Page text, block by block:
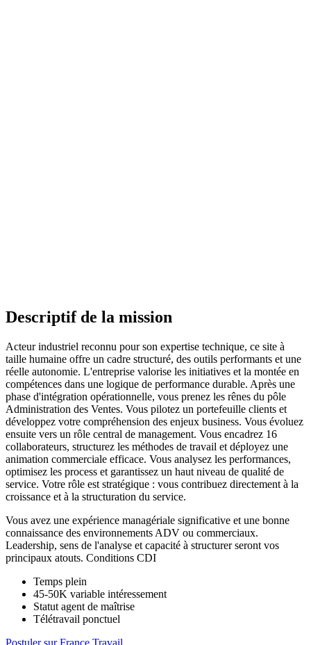
Descriptif de la mission
Acteur industriel reconnu pour son expertise technique, ce site à
taille humaine offre un cadre structuré, des outils performants et une
réelle autonomie. L'entreprise valorise les initiatives et la montée en
compétences dans une logique de performance durable. Après une
phase d'intégration opérationnelle, vous prenez les rênes du pôle
Administration des Ventes. Vous pilotez un portefeuille clients et
développez votre compréhension des enjeux business. Vous évoluez
ensuite vers un rôle central de management. Vous encadrez 16
collaborateurs, structurez les méthodes de travail et déployez une
animation commerciale efficace. Vous analysez les performances,
optimisez les process et garantissez un haut niveau de qualité de
service. Votre rôle est stratégique : vous contribuez directement à la
croissance et à la structuration du service.
Vous avez une expérience managériale significative et une bonne
connaissance des environnements ADV ou commerciaux.
Leadership, sens de l'analyse et capacité à structurer seront vos
principaux atouts. Conditions CDI
Temps plein
45-50K variable intéressement
Statut agent de maîtrise
Télétravail ponctuel
Postuler sur France Travail